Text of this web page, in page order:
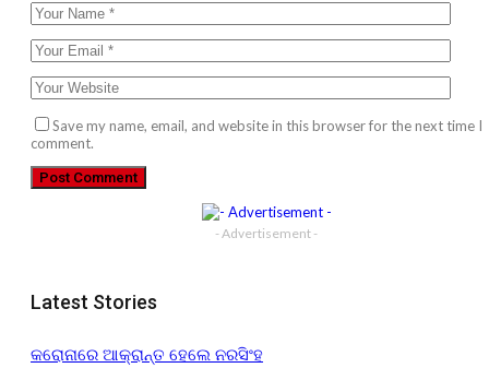
Save my name, email, and website in this browser for the next time I
comment.
- Advertisement -
Latest Stories
କରୋନାରେ ଆକ୍ରାନ୍ତ ହେଲେ ନରସିଂହ